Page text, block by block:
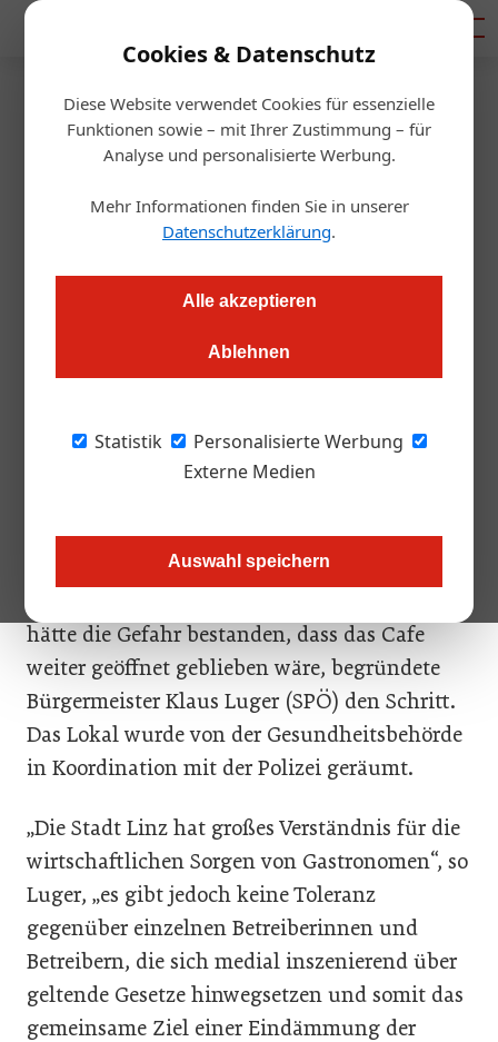
Cookies & Datenschutz
Diese Website verwendet Cookies für essenzielle
Funktionen sowie – mit Ihrer Zustimmung – für
Analyse und personalisierte Werbung.
Mehr Informationen finden Sie in unserer
Datenschutzerklärung.
Alle akzeptieren
Ablehnen
Statistik
Personalisierte Werbung
Externe Medien
Auswahl speichern
Startseite/Gastro & Hotel
Linzer Wirtin pfeift auf
Lockdown: Polizeieinsatz
96 Anzeigen hagelte es in der Linzer Innenstadt, außerdem
wurde ein Betretungsverbot ausgesprochen. Das Lokal wurde
Eine Linzer Wirtin hat ihr Lokal trotz
hagelte Anzeigen, außerdem wurde
ein Betretungsverbot verhängt. Denn nach
hätte die Gefahr bestanden, dass das Cafe
weiter geöffnet geblieben wäre, begründete
Bürgermeister Klaus Luger (SPÖ) den Schritt.
Das Lokal wurde von der Gesundheitsbehörde
in Koordination mit der Polizei geräumt.
„Die Stadt Linz hat großes Verständnis für die
wirtschaftlichen Sorgen von Gastronomen“, so
Luger, „es gibt jedoch keine Toleranz
gegenüber einzelnen Betreiberinnen und
Betreibern, die sich medial inszenierend über
geltende Gesetze hinwegsetzen und somit das
gemeinsame Ziel einer Eindämmung der